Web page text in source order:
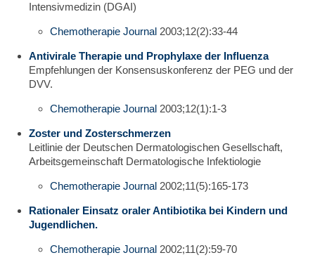
Intensivmedizin (DGAI)
Chemotherapie Journal 2003;12(2):33-44
Antivirale Therapie und Prophylaxe der Influenza
Empfehlungen der Konsensuskonferenz der PEG und der
DVV.
Chemotherapie Journal 2003;12(1):1-3
Zoster und Zosterschmerzen
Leitlinie der Deutschen Dermatologischen Gesellschaft,
Arbeitsgemeinschaft Dermatologische Infektiologie
Chemotherapie Journal 2002;11(5):165-173
Rationaler Einsatz oraler Antibiotika bei Kindern und
Jugendlichen.
Chemotherapie Journal 2002;11(2):59-70